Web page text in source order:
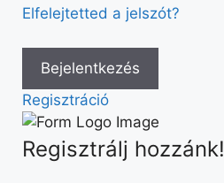
Elfelejtetted a jelszót?
Regisztráció
Regisztrálj hozzánk!